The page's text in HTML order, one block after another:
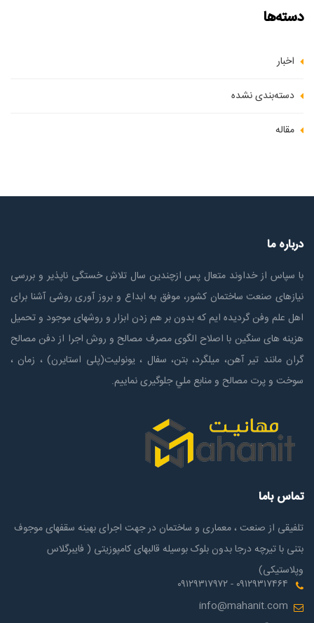
دسته‌ها
اخبار
دسته‌بندی نشده
مقاله
درباره ما
با سپاس از خداوند متعال پس ازچندين سال تلاش خستگی ناپذير و بررسی
نیازهای صنعت ساختمان كشور، موفق به ابداع و بروز آوری روشی آشنا برای
اهل علم وفن گردیده ایم که بدون بر هم زدن ابزار و روشهای موجود و تحمیل
هزینه های سنگین با اصلاح الگوی مصرف مصالح و روش اجرا از دفن مصالح
گران مانند تیر آهن، میلگرد، بتن، سفال ، یونولیت(پلی استايرن) ، زمان ،
سوخت و پرت مصالح و منابع ملي جلوگیری نماییم.
تماس باما
تلفیقی از صنعت ، معماری و ساختمان در جهت اجرای بهینه سقفهای موجوف
بتنی با تیرچه درجا بدون بلوک بوسیله قالبهای کامپوزیتی ( فایبرگلاس
وپلاستیکی)
۰۹۱۲۹۳۱۷۴۶۴ - ۰۹۱۲۹۳۱۷۹۷۲
info@mahanit.com